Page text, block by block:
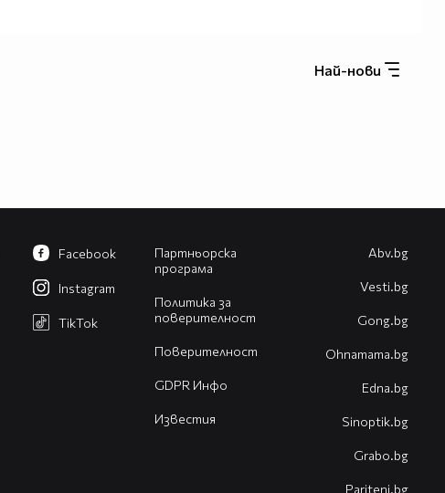
Най-нови
Партньорска
програма
Политика за
поверителност
Поверителност
GDPR Инфо
Известия
Facebook
Instagram
TikTok
Abv.bg
Vesti.bg
Gong.bg
Оhnamama.bg
Edna.bg
Sinoptik.bg
Grabo.bg
Pariteni.bg